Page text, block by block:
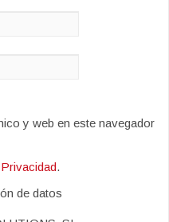
y web en este navegador
.
de datos